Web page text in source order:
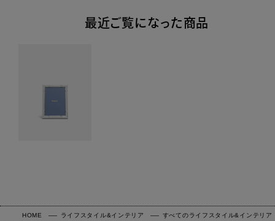
最近ご覧になった商品
HOME ライフスタイル&インテリア すべてのライフスタイル&インテリア